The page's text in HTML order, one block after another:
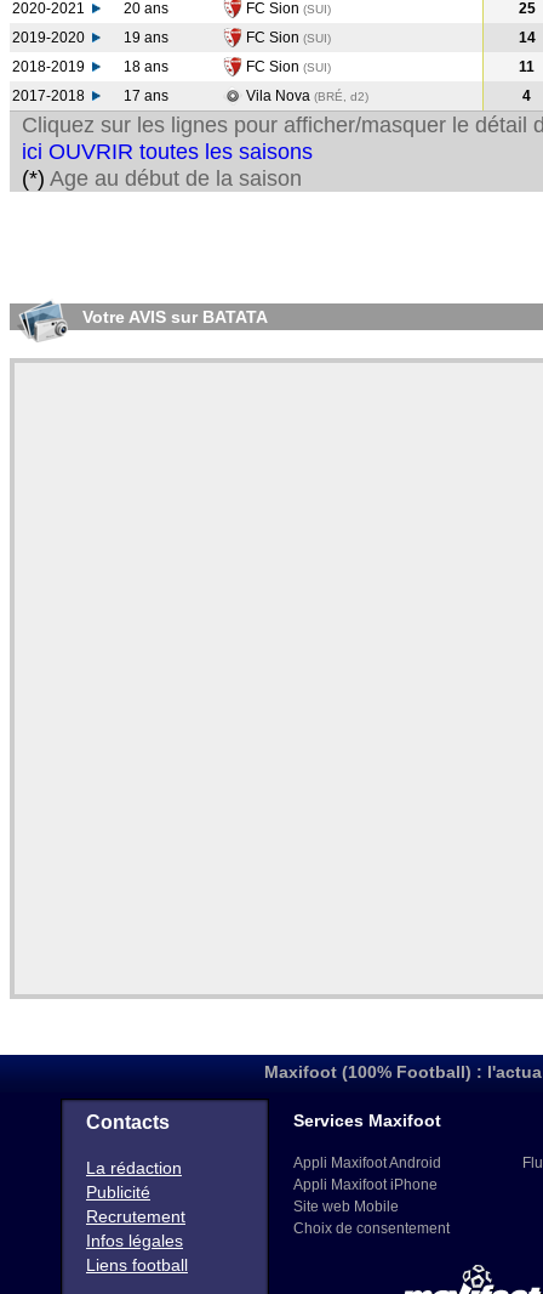
2020-2021
20 ans FC Sion (SUI)
25
2019-2020
19 ans FC Sion (SUI)
14
2018-2019
18 ans FC Sion (SUI)
11
2017-2018
17 ans Vila Nova (BRÉ, d2) 4
Cliquez sur les lignes pour afficher/masquer le détail
ici OUVRIR toutes les saisons
(*) Age au début de la saison
Votre AVIS sur BATATA
Maxifoot (100% Football) :
Contacts
La rédaction
Publicité
Recrutement
Infos légales
Liens football
Services Maxifoot
Appli Maxifoot Android
Appli Maxifoot iPhone
Site web Mobile
Choix de consentement